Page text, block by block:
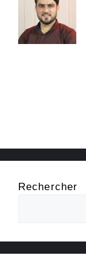
Rechercher